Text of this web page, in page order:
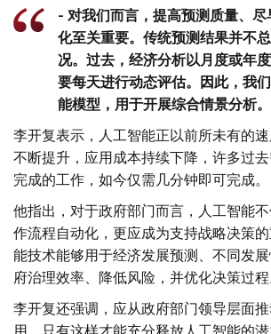
- 对我们而言，提高预测质量、
化至关重要。传统预测结果并不
况。过去，经济分析以月度或年
要每天进行动态评估。因此，我
能模型，用于开展综合情景分析。
李开复表示，人工智能正以前所未有的
不断提升，应用成本持续下降，许多过
完成的工作，如今仅需几分钟即可完成。
他指出，对于政府部门而言，人工智能
作流程自动化，更应成为支持战略决策
能技术能够用于经济发展预测、不同发
府治理效率、降低风险，并优化决策过程
李开复还强调，应从政府部门领导层面